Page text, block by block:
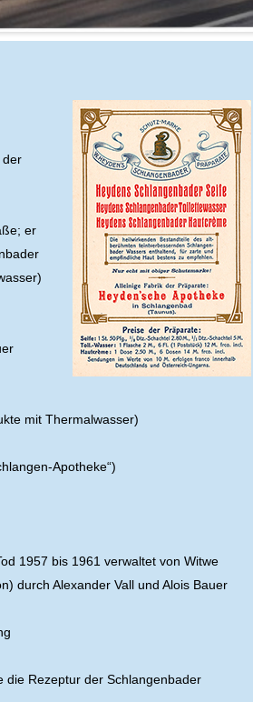
der
er
mit Thermalwasser)
Apotheke“)
1957 bis 1961 verwaltet von Witwe
durch Alexander Vall und Alois Bauer
die Rezeptur der Schlangenbader